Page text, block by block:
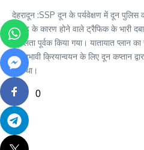
0
देहरादून :SSP दून के पर्यवेक्षण में दून पुलिस
वीकेंड के कारण होने वाले ट्रैफिक के भारी
सफलता पूर्वक किया गया। यातायात प्लान
के प्रभावी क्रियान्वयन के लिए दून कप्तान
गया था।